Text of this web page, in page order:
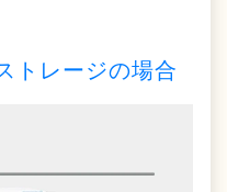
トレージの場合